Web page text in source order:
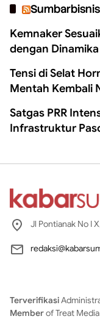
Kemnaker
dengan
Tensi di Selat
Mentah Kembali
Satgas PRR
Infrastruktur
Jl Pontianak No I
Terverifikasi
Memberof Treat